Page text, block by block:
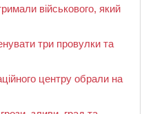
військового, який
три провулки та
центру обрали на